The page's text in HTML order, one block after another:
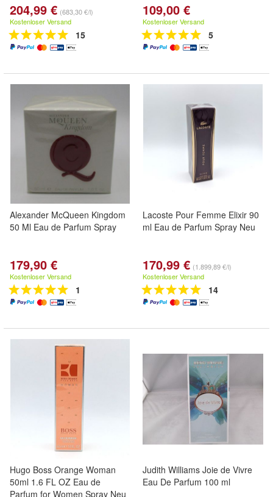
204,99 € (683,30 €/l)
Kostenloser Versand
15
109,00 €
Kostenloser Versand
5
Alexander McQueen Kingdom
50 Ml Eau de Parfum Spray
179,90 €
Kostenloser Versand
1
Lacoste Pour Femme Elixir 90
ml Eau de Parfum Spray Neu
170,99 € (1.899,89 €/l)
Kostenloser Versand
14
Hugo Boss Orange Woman
50ml 1.6 FL OZ Eau de
Parfum for Women Spray Neu
Judith Williams Joie de Vivre
Eau De Parfum 100 ml